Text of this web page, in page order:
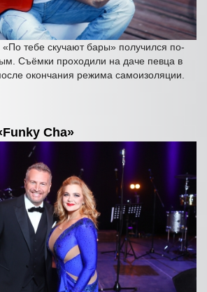
тебе скучают бары» получился по-
Съёмки проходили на даче певца в
окончания режима самоизоляции.
Cha»